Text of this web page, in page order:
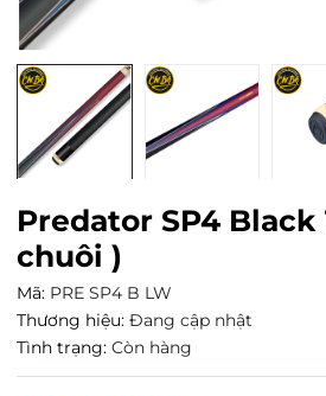
Predator SP4 Black
chuôi )
Mã: PRE SP4 B LW
Thương hiệu: Đang cập nhật
Tình trạng: Còn hàng